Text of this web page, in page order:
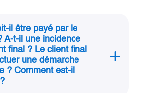
être payé par le
A‑t‑il une incidence
final ? Le client final
une démarche
? Comment est‑il